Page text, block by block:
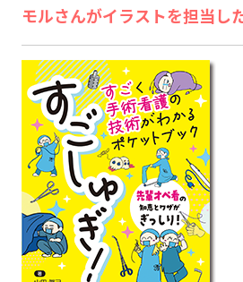
モルさんがイラストを担当し